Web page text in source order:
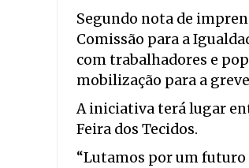
Segundo nota de
Comissão para a
com trabalhadores e
mobilização para a
A iniciativa terá lugar
Feira dos Tecidos.
“Lutamos por um futuro